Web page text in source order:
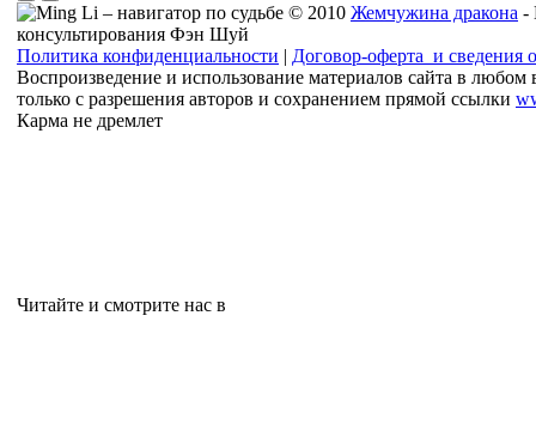
© 2010 Жемчужина дракона -
консультирования Фэн Шуй
Политика конфиденциальности | Договор-оферта и сведения
Воспроизведение и использование материалов сайта в любом
только с разрешения авторов и сохранением прямой ссылки
Карма не дремлет
Читайте и смотрите нас в